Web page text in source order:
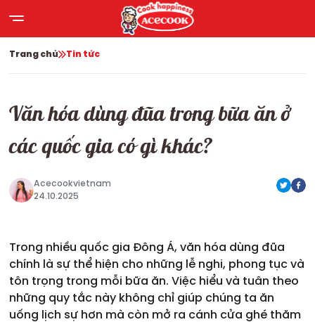
Trang chủ Tin tức
Văn hóa dùng đũa trong bữa ăn ở
các quốc gia có gì khác?
Acecookvietnam
24.10.2025
Trong nhiều quốc gia Đông Á, văn hóa dùng đũa
chính là sự thể hiện cho những lễ nghi, phong tục và
tôn trọng trong mỗi bữa ăn. Việc hiểu và tuân theo
những quy tắc này không chỉ giúp chúng ta ăn
uống lịch sự hơn mà còn mở ra cánh cửa ghé thăm